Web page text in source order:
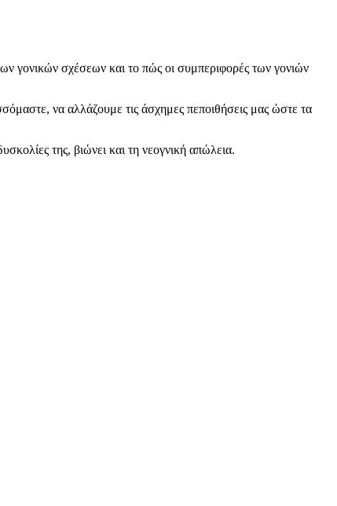
γονικών σχέσεων και το πώς οι συμπεριφορές των γονιών
να αλλάζουμε τις άσχημες πεποιθήσεις μας ώστε τα
της, βιώνει και τη νεογνική απώλεια.